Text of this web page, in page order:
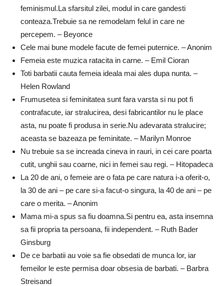
feminismul.La sfarsitul zilei, modul in care gandesti
conteaza.Trebuie sa ne remodelam felul in care ne
percepem. – Beyonce
Cele mai bune modele facute de femei puternice. – Anonim
Femeia este muzica ratacita in carne. – Emil Cioran
Toti barbatii cauta femeia ideala mai ales dupa nunta. –
Helen Rowland
Frumusetea si feminitatea sunt fara varsta si nu pot fi
contrafacute, iar stralucirea, desi fabricantilor nu le place
asta, nu poate fi produsa in serie.Nu adevarata stralucire;
aceasta se bazeaza pe feminitate. – Marilyn Monroe
Nu trebuie sa se increada cineva in rauri, in cei care poarta
cutit, unghii sau coarne, nici in femei sau regi. – Hitopadeca
La 20 de ani, o femeie are o fata pe care natura i-a oferit-o,
la 30 de ani – pe care si-a facut-o singura, la 40 de ani – pe
care o merita. – Anonim
Mama mi-a spus sa fiu doamna.Si pentru ea, asta insemna
sa fii propria ta persoana, fii independent. – Ruth Bader
Ginsburg
De ce barbatii au voie sa fie obsedati de munca lor, iar
femeilor le este permisa doar obsesia de barbati. – Barbra
Streisand